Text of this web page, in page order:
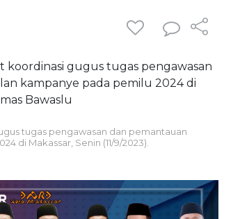
tugas pengawasan dan pemantauan
di Makassar, Senin (11/9/2023).